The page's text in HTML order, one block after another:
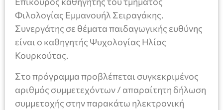
Φιλολογίας Εμμανουήλ Σειραγάκης.
Συνεργάτης σε θέματα παιδαγωγικής ευθύνης
είναι ο καθηγητής Ψυχολογίας Ηλίας
Κουρκούτας.
Στο πρόγραμμα προβλέπεται συγκεκριμένος
αριθμός συμμετεχόντων / απαραίτητη δήλωση
συμμετοχής στην παρακάτω ηλεκτρονική